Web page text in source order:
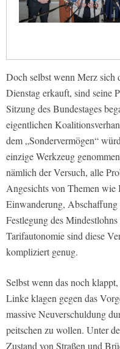
Doch selbst wenn Merz sich
Dienstag erkauft, sind seine
Sitzung des Bundestages
eigentlichen
dem „Sondervermögen“
einzige Werkzeug
nämlich der Versuch, alle
Angesichts von Themen wie
Einwanderung,
Festlegung des
Tarifautonomie sind diese
kompliziert genug.
Selbst wenn das noch
Linke klagen gegen das
massive Neuverschuldung
peitschen zu wollen. Unter
Zustand von Straßen und